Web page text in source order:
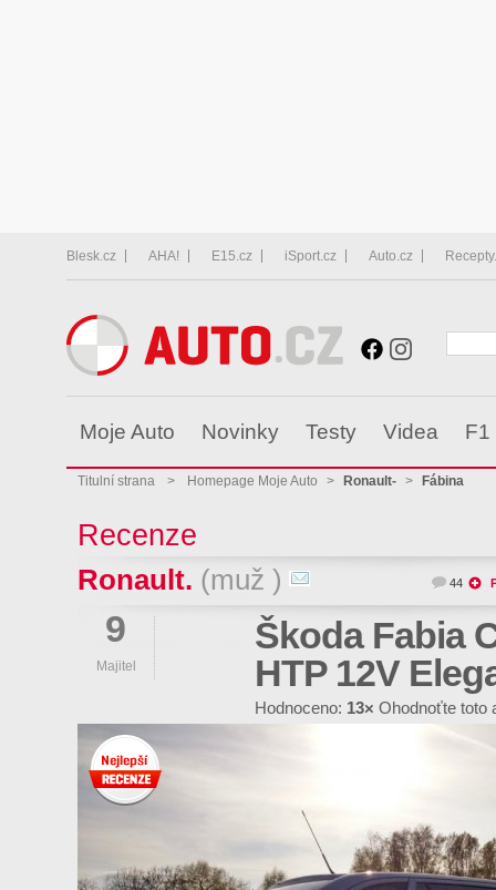
Blesk.cz AHA! E15.cz iSport.cz Auto.cz
Moje Auto Novinky Testy Videa F1
Titulní strana > Homepage Moje Auto > Ronault- > Fábina
Recenze
Ronault. (muž ) 44
9
Majitel
Škoda Fabia
HTP 12V
Hodnoceno: 13× Ohodnoťte toto